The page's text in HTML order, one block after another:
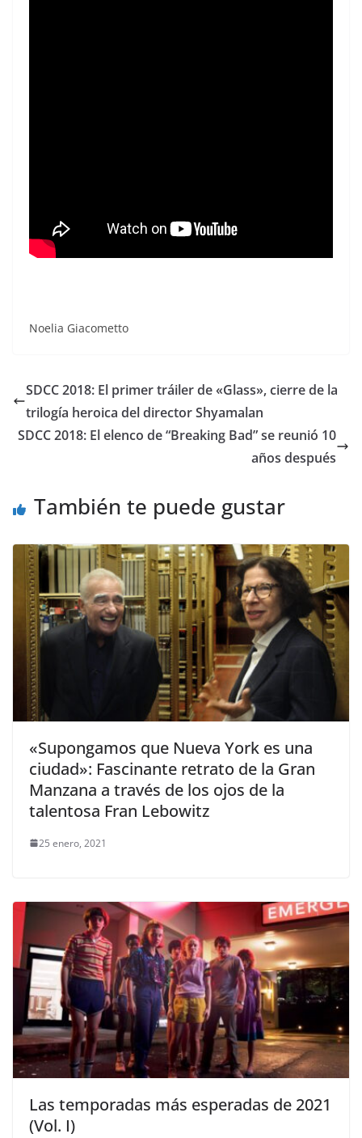
Noelia Giacometto
SDCC 2018: El primer tráiler de «Glass», cierre de la
trilogía heroica del director Shyamalan
SDCC 2018: El elenco de “Breaking Bad” se reunió 10
años después
También te puede gustar
«Supongamos que Nueva York es una
ciudad»: Fascinante retrato de la Gran
Manzana a través de los ojos de la
talentosa Fran Lebowitz
25 enero, 2021
Las temporadas más esperadas de 2021
(Vol. I)